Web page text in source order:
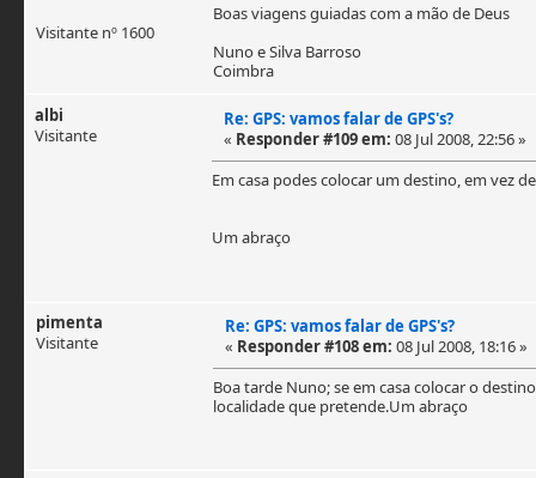
Visitante nº 1600
Boas viagens guiadas com a mão de Deus
Nuno e Silva Barroso
Coimbra
albi
Visitante
Re: GPS: vamos falar de GPS's?
« Responder #109 em: 08 Jul 2008, 22:56 »
Em casa podes colocar um destino, em vez
Um abraço
pimenta
Visitante
Re: GPS: vamos falar de GPS's?
« Responder #108 em: 08 Jul 2008, 18:16 »
Boa tarde Nuno; se em casa colocar o
localidade que pretende.Um abraço